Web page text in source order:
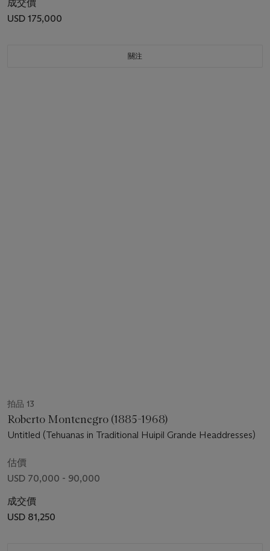
成交價
USD 175,000
關注
拍品 13
Roberto Montenegro (1885-1968)
Untitled (Tehuanas in Traditional Huipil Grande Headdresses)
估價
USD 70,000 - 90,000
成交價
USD 81,250